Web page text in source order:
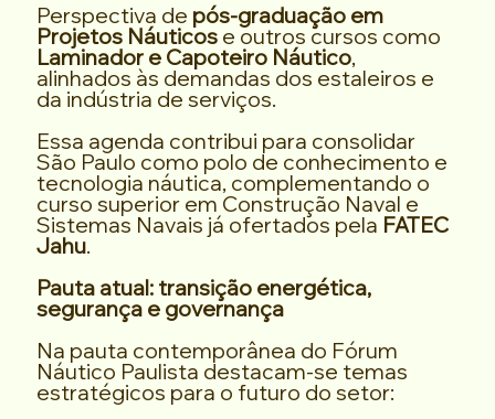
Perspectiva de pós-graduação em
Projetos Náuticos e outros cursos como
Laminador e Capoteiro Náutico,
alinhados às demandas dos estaleiros e
da indústria de serviços.
Essa agenda contribui para consolidar
São Paulo como polo de conhecimento e
tecnologia náutica, complementando o
curso superior em Construção Naval e
Sistemas Navais já ofertados pela FATEC
Jahu.
Pauta atual: transição energética,
segurança e governança
Na pauta contemporânea do Fórum
Náutico Paulista destacam-se temas
estratégicos para o futuro do setor: